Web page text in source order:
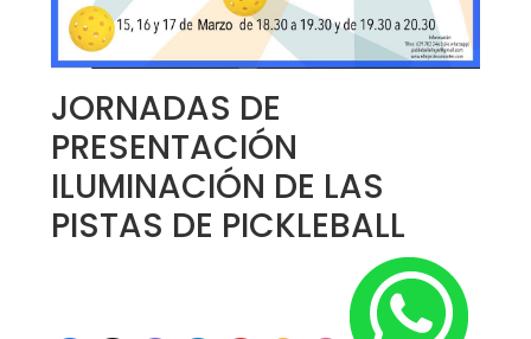
JORNADAS DE
PRESENTACIÓN
ILUMINACIÓN DE LAS
PISTAS DE PICKLEBALL